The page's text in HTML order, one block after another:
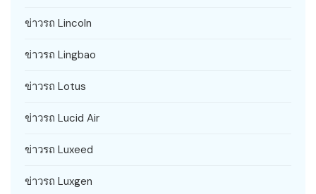
ข่าวรถ Lincoln
ข่าวรถ Lingbao
ข่าวรถ Lotus
ข่าวรถ Lucid Air
ข่าวรถ Luxeed
ข่าวรถ Luxgen